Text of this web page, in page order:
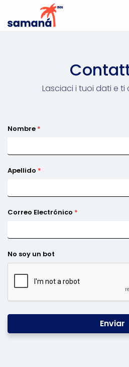
Lasciaci i tuoi dati e
Nombre
Apellido
Correo Electrónico
No soy un bot
Enviar